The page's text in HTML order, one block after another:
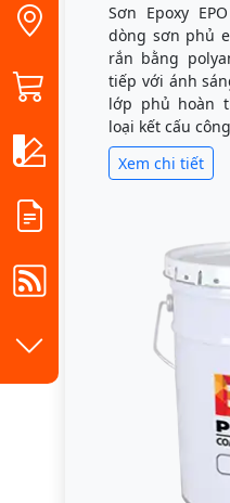
Sơn Epoxy
dòng sơn phủ
rắn bằng
tiếp với ánh
lớp phủ hoàn
loại kết cấu
Xem chi tiết